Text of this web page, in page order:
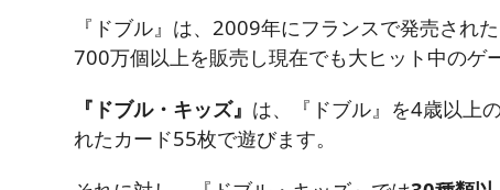
『ドブル』は、2009年にフランスで発売さ
700万個以上を販売し現在でも大ヒット中のゲ
『ドブル・キッズ』 は、『ドブル』を4歳以上
れたカード55枚で遊びます。